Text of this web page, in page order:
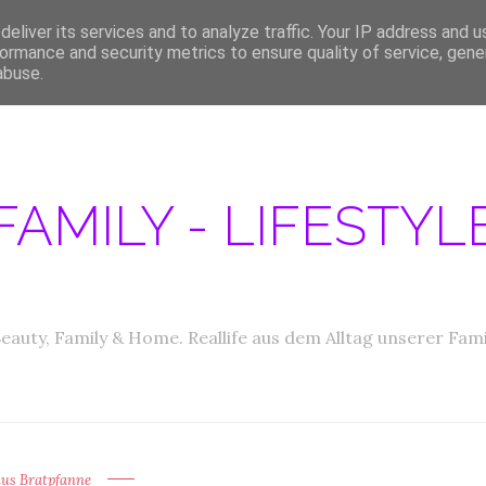
MEDIA DATEN ABOUT PRODUKTTESTER GESUCHT
-
Family & Home. Reallife aus dem Alltag unserer
Bratpfanne
its services and to analyze traffic. Your IP address and
and security metrics to ensure quality of service,